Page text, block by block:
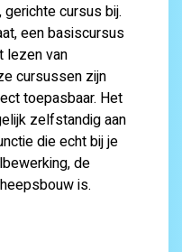
cursus bij.
een basiscursus
lezen van
cursussen zijn
toepasbaar. Het
zelfstandig aan
die echt bij je
de
is.